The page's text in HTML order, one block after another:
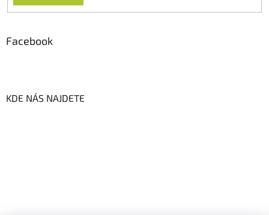
Facebook
KDE NÁS NAJDETE